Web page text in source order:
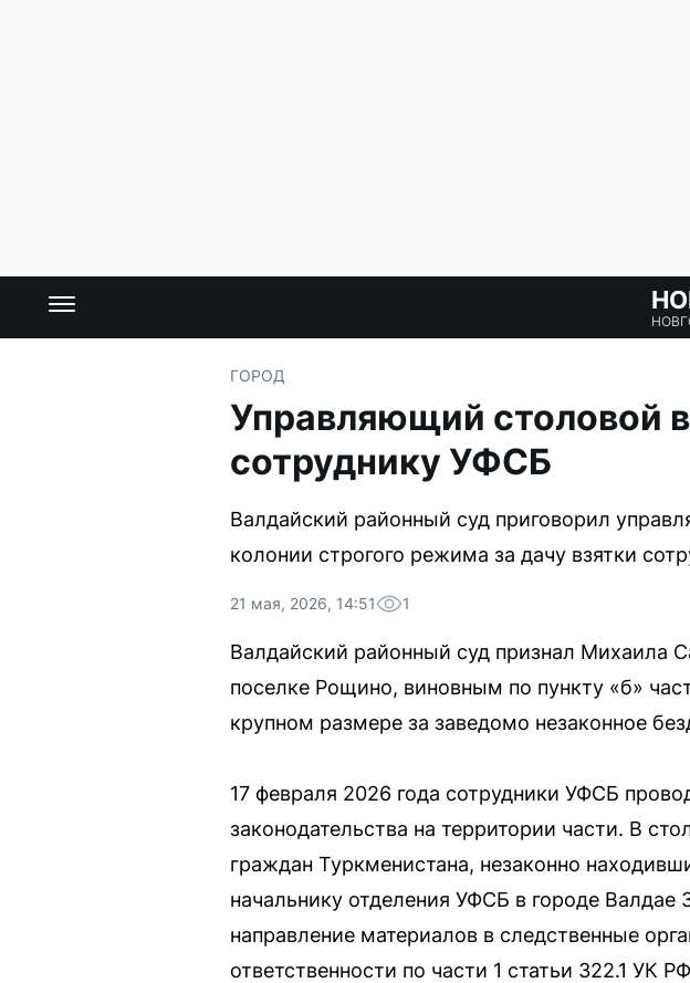
ГОРОД
Управляющий столовой
сотруднику УФСБ
Валдайский районный суд приговорил
колонии строгого режима за дачу взятки
21 мая, 2026, 14:51 1
Валдайский районный суд признал Михаила
поселке Рощино, виновным по пункту «б»
крупном размере за заведомо незаконное
17 февраля 2026 года сотрудники УФСБ
законодательства на территории части. В
граждан Туркменистана, незаконно
начальнику отделения УФСБ в городе
направление материалов в следственные
ответственности по части 1 статьи 322.1 УК